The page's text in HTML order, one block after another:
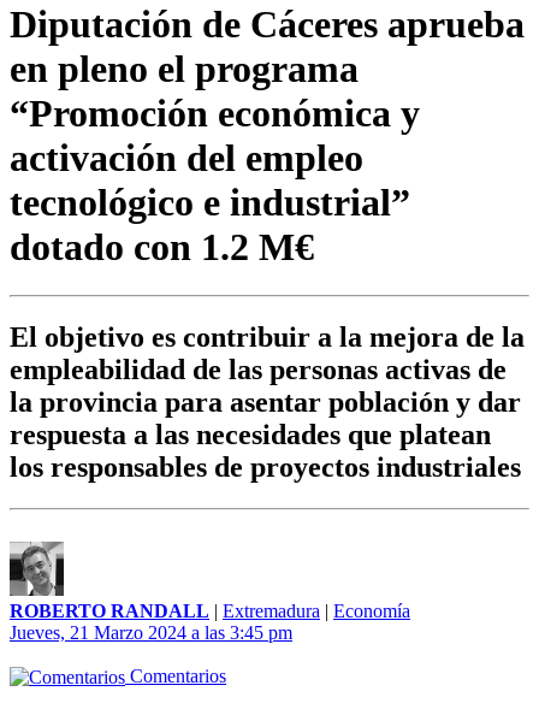
Diputación de Cáceres aprueba
en pleno el programa
“Promoción económica y
activación del empleo
tecnológico e industrial”
dotado con 1.2 M€
El objetivo es contribuir a la mejora de la
empleabilidad de las personas activas de
la provincia para asentar población y dar
respuesta a las necesidades que platean
los responsables de proyectos industriales
ROBERTO RANDALL | Extremadura | Economía
Jueves, 21 Marzo 2024 a las 3:45 pm
Comentarios